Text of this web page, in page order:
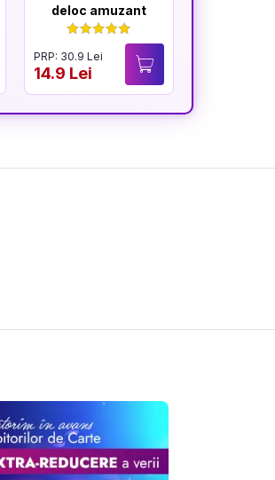
deloc amuzant
PRP: 30.9 Lei
14.9 Lei